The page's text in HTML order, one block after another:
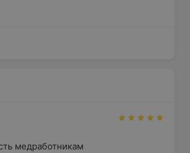
медработникам